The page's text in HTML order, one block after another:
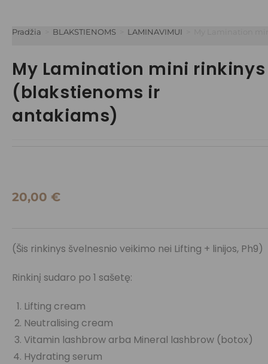
Pradžia BLAKSTIENOMS LAMINAVIMUI
My Lamination mini rinkinys
(blakstienoms ir
antakiams)
20,00 €
(Šis rinkinys švelnesnio veikimo nei Lifting + linijos, Ph9)
Rinkinį sudaro po 1 sašetę:
Lifting cream
Neutralising cream
Vitamin lashbrow arba Mineral lashbrow (botox)
Hydrating serum